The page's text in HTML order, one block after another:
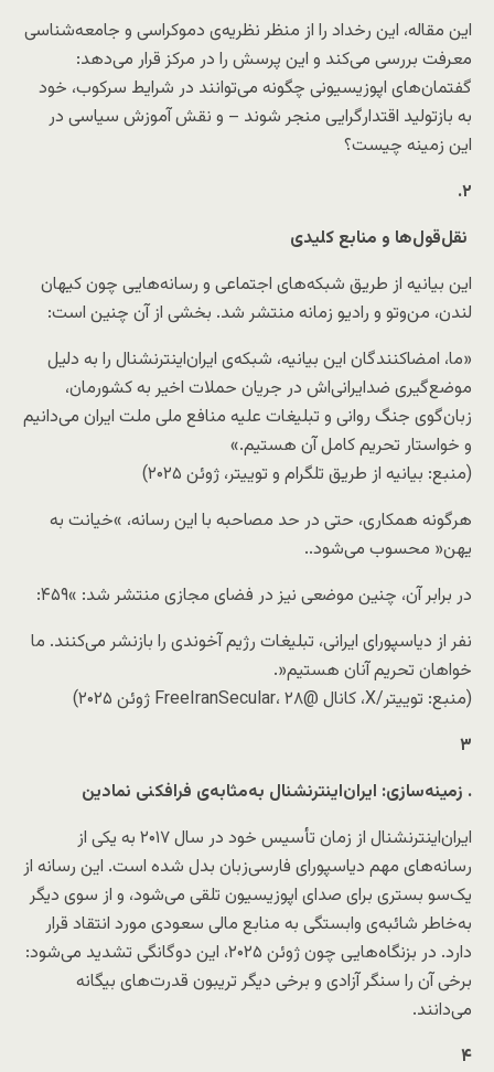
این مقاله، این رخداد را از منظر نظریه‌ی دموکراسی و جامعه‌شناسی
معرفت بررسی می‌کند و این پرسش را در مرکز قرار می‌دهد:
گفتمان‌های اپوزیسیونی چگونه می‌توانند در شرایط سرکوب، خود
به بازتولید اقتدارگرایی منجر شوند – و نقش آموزش سیاسی در
این زمینه چیست؟
۲.
نقل‌قول‌ها و منابع کلیدی
این بیانیه از طریق شبکه‌های اجتماعی و رسانه‌هایی چونکیهان
لندن، من‌و‌تو و رادیو زمانه منتشر شد. بخشی از آن چنین است:
«ما، امضاکنندگان این بیانیه، شبکه‌ی ایران‌اینترنشنال را به دلیل
موضع‌گیری ضدایرانی‌اش در جریان حملات اخیر به کشورمان،
زبان‌گوی جنگ روانی و تبلیغات علیه منافع ملی ملت ایران می‌دانیم
و خواستار تحریم کامل آن هستیم.»
(منبع: بیانیه از طریق تلگرام و توییتر، ژوئن ۲۰۲۵)
هرگونه همکاری، حتی در حد مصاحبه با این رسانه، »خیانت به
یهن« محسوب می‌شود..
در برابر آن، چنین موضعی نیز در فضای مجازی منتشر شد: »۴۵۹:
نفر از دیاسپورای ایرانی، تبلیغات رژیم آخوندی را بازنشر می‌کنند. ما
خواهان تحریم آنان هستیم«.
(منبع: توییتر/X، کانال @FreeIranSecular، ۲۸ ژوئن ۲۰۲۵)
۳
. زمینه‌سازی: ایران‌اینترنشنال به‌مثابه‌ی فرافکنی نمادین
ایران‌اینترنشنال
از زمان تأسیس خود در سال ۲۰۱۷ به یکی از
رسانه‌های مهم دیاسپورای فارسی‌زبان بدل شده است. این رسانه از
یک‌سو بستری برای صدای اپوزیسیون تلقی می‌شود، و از سوی دیگر
به‌خاطر شائبه‌ی وابستگی به منابع مالی سعودی مورد انتقاد قرار
دارد. در بزنگاه‌هایی چون ژوئن ۲۰۲۵، این دوگانگی تشدید می‌شود:
برخی آن را سنگر آزادی و برخی دیگر تریبون قدرت‌های بیگانه
می‌دانند.
۴